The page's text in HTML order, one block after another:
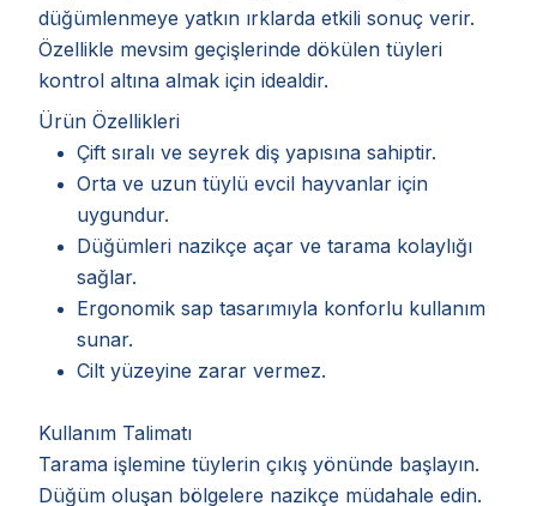
düğümlenmeye yatkın ırklarda etkili sonuç verir.
Özellikle mevsim geçişlerinde dökülen tüyleri
kontrol altına almak için idealdir.
Ürün Özellikleri
Çift sıralı ve seyrek diş yapısına sahiptir.
Orta ve uzun tüylü evcil hayvanlar için
uygundur.
Düğümleri nazikçe açar ve tarama kolaylığı
sağlar.
Ergonomik sap tasarımıyla konforlu kullanım
sunar.
Cilt yüzeyine zarar vermez.
Kullanım Talimatı
Tarama işlemine tüylerin çıkış yönünde başlayın.
Düğüm oluşan bölgelere nazikçe müdahale edin.